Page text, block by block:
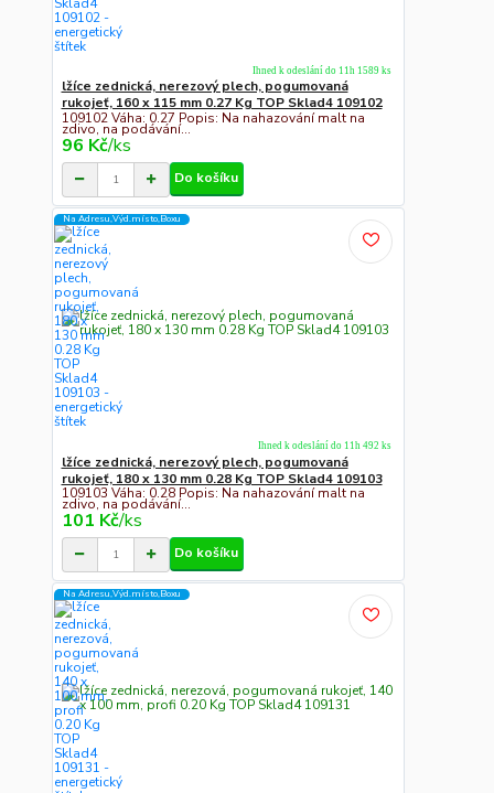
lžíce zednická, nerezový plech, pogumovaná
rukojeť, 160 x 115 mm 0.27 Kg TOP Sklad4 109102
109102 Váha: 0.27 Popis: Na nahazování malt na
zdivo, na podávání...
96 Kč/ks
Ihned k odeslání do 11h 1589 ks
Do košíku
Na Adresu,Výd.místo,Boxu
lžíce zednická, nerezový plech, pogumovaná
rukojeť, 180 x 130 mm 0.28 Kg TOP Sklad4 109103
109103 Váha: 0.28 Popis: Na nahazování malt na
zdivo, na podávání...
101 Kč/ks
Ihned k odeslání do 11h 492 ks
Do košíku
Na Adresu,Výd.místo,Boxu